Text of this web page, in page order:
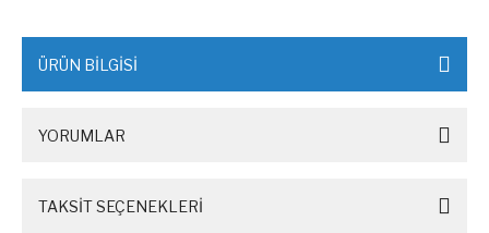
ÜRÜN BİLGİSİ
YORUMLAR
TAKSİT SEÇENEKLERİ